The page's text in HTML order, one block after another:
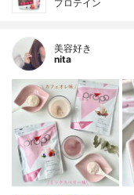
プロテイン
美容好き
nita